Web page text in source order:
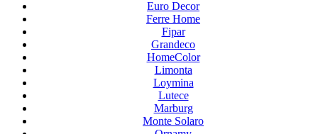
Euro Decor
Ferre Home
Fipar
Grandeco
HomeColor
Limonta
Loymina
Lutece
Marburg
Monte Solaro